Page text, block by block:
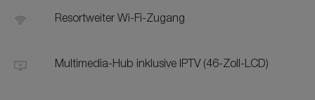
Resortweiter Wi-Fi-Zugang
Multimedia-Hub inklusive IPTV (46-Zoll-LCD)